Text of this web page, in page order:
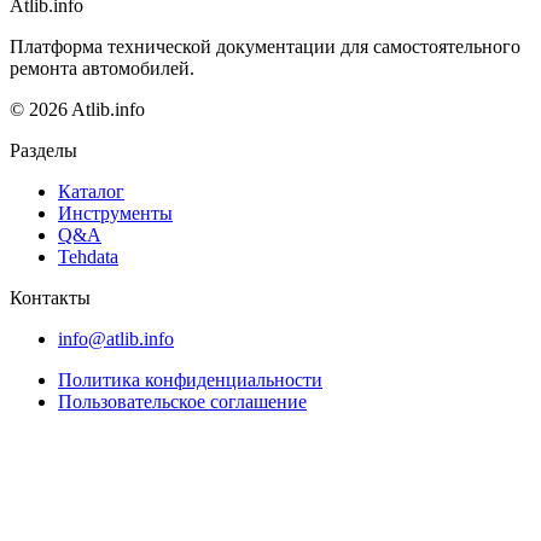
Atlib.info
Платформа технической документации для самостоятельного
ремонта автомобилей.
© 2026 Atlib.info
Разделы
Каталог
Инструменты
Q&A
Tehdata
Контакты
info@atlib.info
Политика конфиденциальности
Пользовательское соглашение